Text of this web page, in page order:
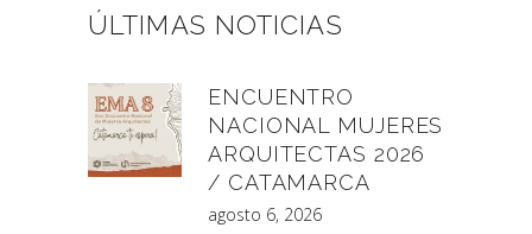
ÚLTIMAS NOTICIAS
ENCUENTRO
NACIONAL MUJERES
ARQUITECTAS 2026
/ CATAMARCA
agosto 6, 2026